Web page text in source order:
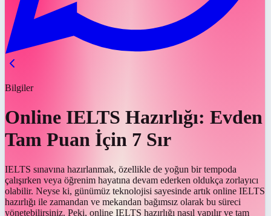
Bilgiler
Online IELTS Hazırlığı: Evden
Tam Puan İçin 7 Sır
IELTS sınavına hazırlanmak, özellikle de yoğun bir tempoda
çalışırken veya öğrenim hayatına devam ederken oldukça zorlayıcı
olabilir. Neyse ki, günümüz teknolojisi sayesinde artık online IELTS
hazırlığı ile zamandan ve mekandan bağımsız olarak bu süreci
yönetebilirsiniz. Peki, online IELTS hazırlığı nasıl yapılır ve tam